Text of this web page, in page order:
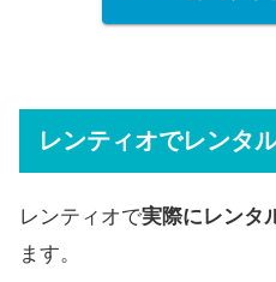
レンティオでレンタ
レンティオで実際にレンタ
ます。